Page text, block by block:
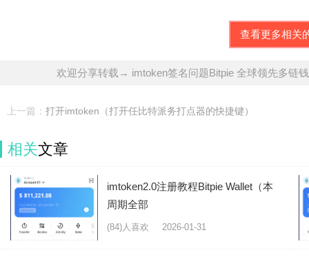
查看更多相关
欢迎分享转载→ imtoken签名问题Bitpie 全球领先多链
上一篇： 打开imtoken（打开任比特派务打点器的快捷键）
相关文章
imtoken2.0注册教程Bitpie Wallet（本
周期全部
(84)人喜欢 2026-01-31